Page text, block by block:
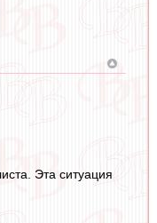
Эта ситуация